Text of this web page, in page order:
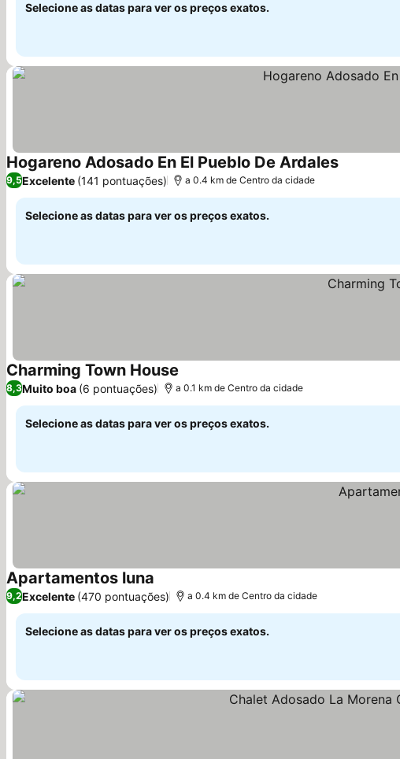
Selecione as datas para ver os preços exatos.
Hogareno Adosado En El Pueblo De ArdalesVer preços
9,5Excelente (141 pontuações) a 0.4 km de Centro da cidade
Selecione as datas para ver os preços exatos.
Charming Town House
8,3Muito boa (6 pontuações) a 0.1 km de Centro da cidade
Selecione as datas para ver os preços exatos.
Apartamentos luna Ver preços
9,2Excelente (470 pontuações) a 0.4 km de Centro da cidade
Selecione as datas para ver os preços exatos.